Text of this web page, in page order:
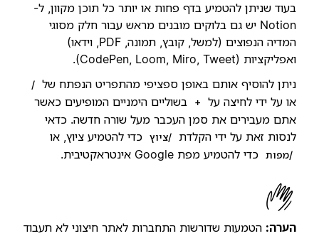
בעוד שניתן להטמיע בדף פחות או יותר כל תוכן מקוון, ל-
Notion יש גם בלוקים מובנים מראש עבור חלק מסוגי
המדיה הנפוצים (למשל, קובץ, תמונה, PDF, וידאו)
ואפליקציות (CodePen, Loom, Miro, Tweet).
ניתן להוסיף אותם באופן ספציפי מהתפריט הנפתח של /
או על ידי לחיצה על +
בשוליים הימניים המופיעים כאשר
אתם מעבירים את סמן העכבר מעל שורה חדשה. כדאי
לנסות זאת על ידי הקלדת
/ציוץ כדי להטמיע ציוץ, או
/מפות כדי להטמיע מפת Google אינטראקטיבית.
הערה: הטמעות שדורשות התחברות לאתר חיצוני לא תעבוד